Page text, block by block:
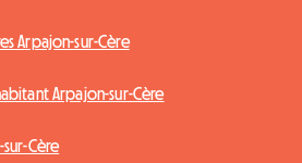
Arpajon-sur-Cère
Arpajon-sur-Cère
Cère